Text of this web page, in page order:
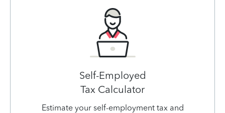
Self-Employed
Tax Calculator
Estimate your self-employment tax and